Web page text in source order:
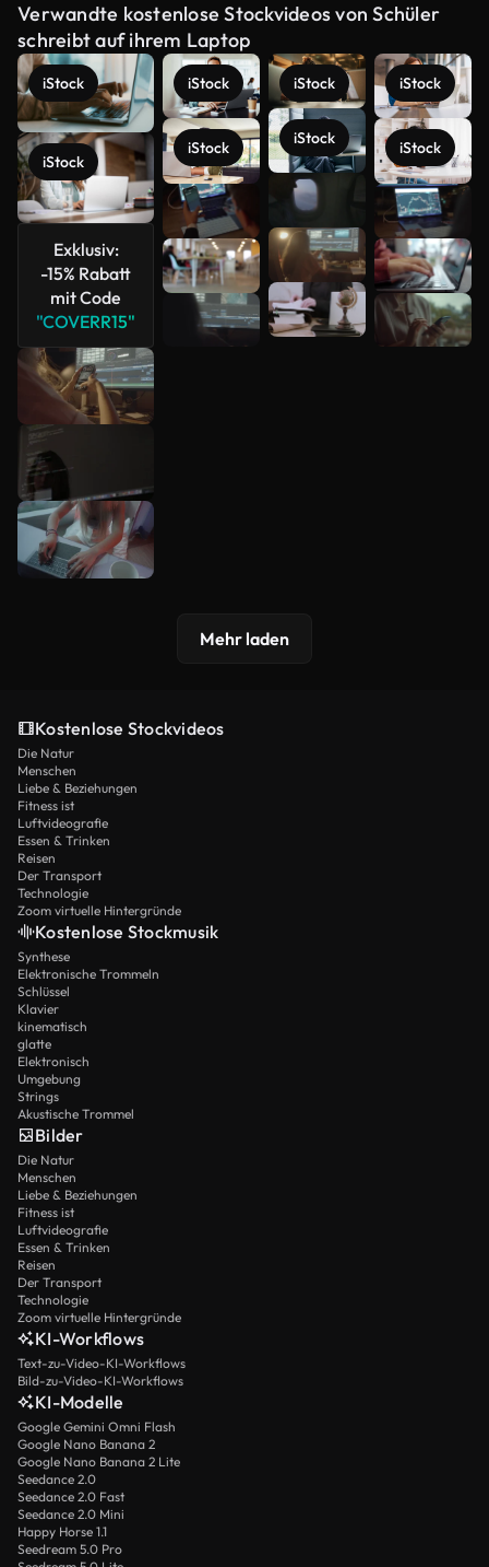
Verwandte kostenlose Stockvideos von Schüler
schreibt auf ihrem Laptop
iStock
iStock
Exklusiv:
-15% Rabatt
mit Code
"COVERR15"
iStock
iStock
iStock
iStock
iStock
iStock
Mehr
anzeigen
Mehr laden
Kostenlose Stockvideos
Die Natur
Menschen
Liebe & Beziehungen
Fitness ist
Luftvideografie
Essen & Trinken
Reisen
Der Transport
Technologie
Zoom virtuelle Hintergründe
Kostenlose Stockmusik
Synthese
Elektronische Trommeln
Schlüssel
Klavier
kinematisch
glatte
Elektronisch
Umgebung
Strings
Akustische Trommel
Bilder
Die Natur
Menschen
Liebe & Beziehungen
Fitness ist
Luftvideografie
Essen & Trinken
Reisen
Der Transport
Technologie
Zoom virtuelle Hintergründe
KI-Workflows
Text-zu-Video-KI-Workflows
Bild-zu-Video-KI-Workflows
KI-Modelle
Google Gemini Omni Flash
Google Nano Banana 2
Google Nano Banana 2 Lite
Seedance 2.0
Seedance 2.0 Fast
Seedance 2.0 Mini
Happy Horse 1.1
Seedream 5.0 Pro